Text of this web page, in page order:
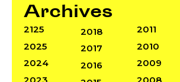
Archives
2125
2025
2024
2018
2017
2016
2011
2010
2009